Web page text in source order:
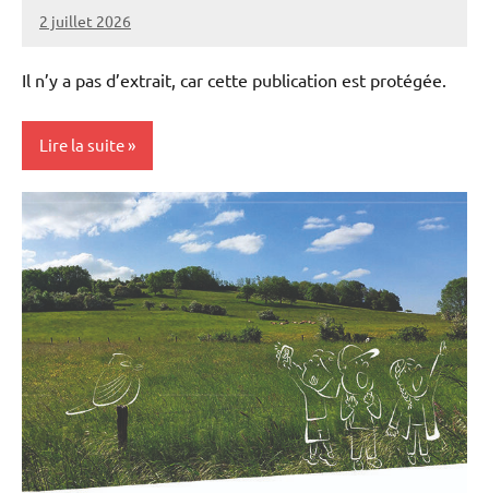
2 juillet 2026
Thibaut
Il n’y a pas d’extrait, car cette publication est protégée.
Lire la suite
Elevages
Vie
professionnelle